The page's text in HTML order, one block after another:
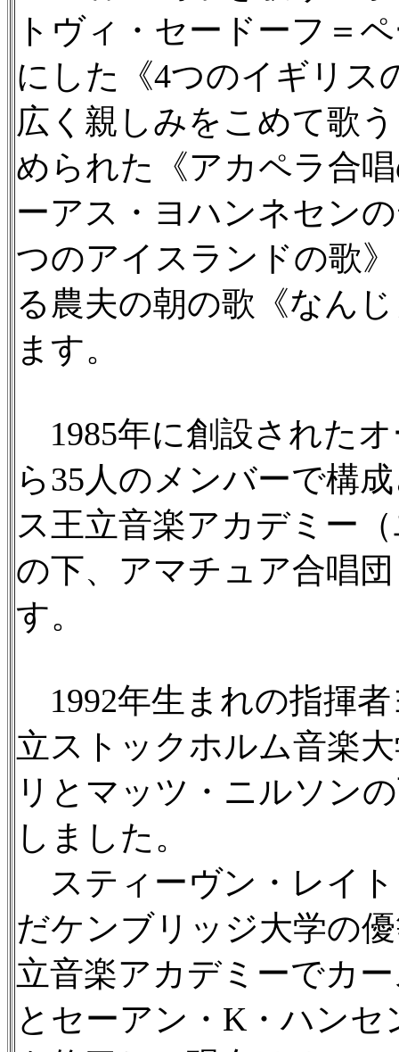
トヴィ・セードーフ＝
にした《4つのイギリス
広く親しみをこめて歌
められた《アカペラ合
ーアス・ヨハンネセン
つのアイスランドの歌
る農夫の朝の歌《なん
ます。
1985年に創設された
ら35人のメンバーで構
ス王立音楽アカデミー
の下、アマチュア合唱
す。
1992年生まれの指揮
立ストックホルム音楽
リとマッツ・ニルソン
しました。
スティーヴン・レイ
だケンブリッジ大学の
立音楽アカデミーでカ
とセーアン・K・ハン